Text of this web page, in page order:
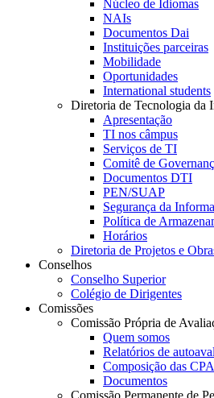
Núcleo de Idiomas
NAIs
Documentos Dai
Instituições parceiras
Mobilidade
Oportunidades
International students
Diretoria de Tecnologia da
Apresentação
TI nos câmpus
Serviços de TI
Comitê de
Documentos DTI
PEN/SUAP
Segurança da
Política de
Horários
Diretoria de Projetos e
Conselhos
Conselho Superior
Colégio de Dirigentes
Comissões
Comissão Própria de
Quem somos
Relatórios de
Composição das
Documentos
Comissão Permanente de